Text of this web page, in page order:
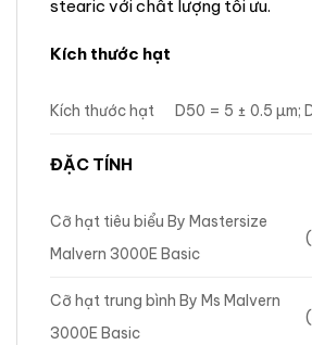
stearic với chất lượng tối ưu.
Kích thước hạt
Kích thước hạt D50 = 5 ± 0.5 µm;
ĐẶC TÍNH
Cỡ hạt tiêu biểu By Mastersize
Malvern 3000E Basic
Cỡ hạt trung bình By Ms Malvern
3000E Basic